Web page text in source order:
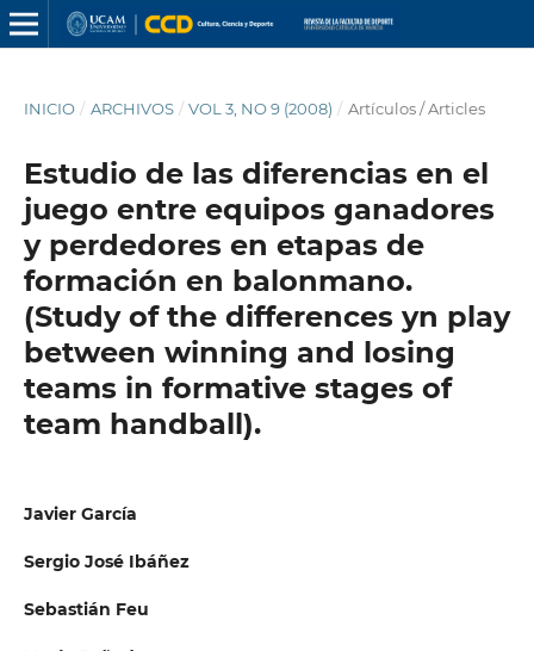
INICIO / ARCHIVOS / VOL 3, NO 9 (2008) / Artículos / Articles
Estudio de las diferencias en el
juego entre equipos ganadores
y perdedores en etapas de
formación en balonmano.
(Study of the differences yn play
between winning and losing
teams in formative stages of
team handball).
Javier García
Sergio José Ibáñez
Sebastián Feu